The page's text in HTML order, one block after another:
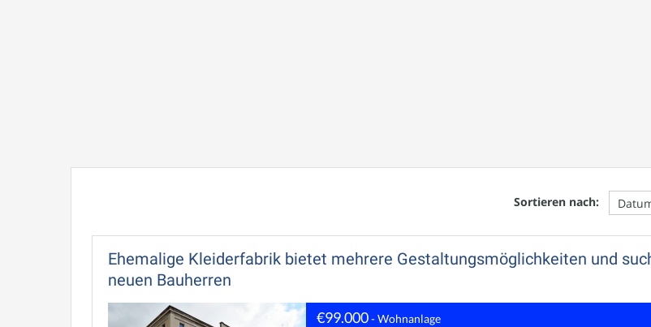
Sortieren nach:
Ehemalige Kleiderfabrik bietet mehrere Gestaltungsmöglichkeiten und
neuen Bauherren
€99.000- Wohnanlage